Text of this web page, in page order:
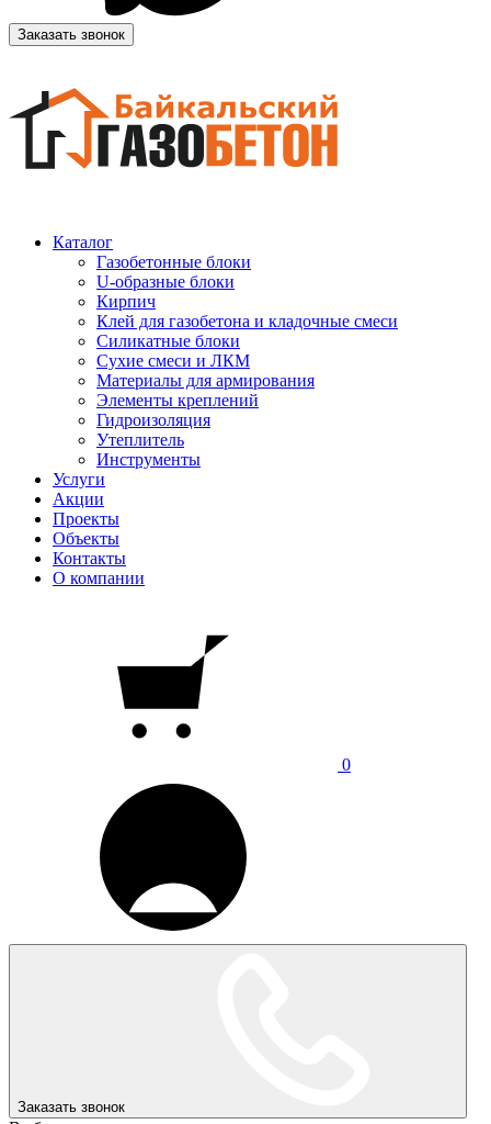
Заказать звонок
Каталог
Газобетонные блоки
U-образные блоки
Кирпич
Клей для газобетона и кладочные смеси
Силикатные блоки
Сухие смеси и ЛКМ
Материалы для армирования
Элементы креплений
Гидроизоляция
Утеплитель
Инструменты
Услуги
Акции
Проекты
Объекты
Контакты
О компании
0
Заказать звонок